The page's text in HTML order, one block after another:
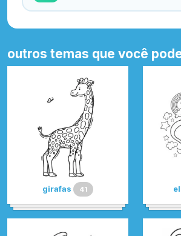
outros temas que você
girafas 41